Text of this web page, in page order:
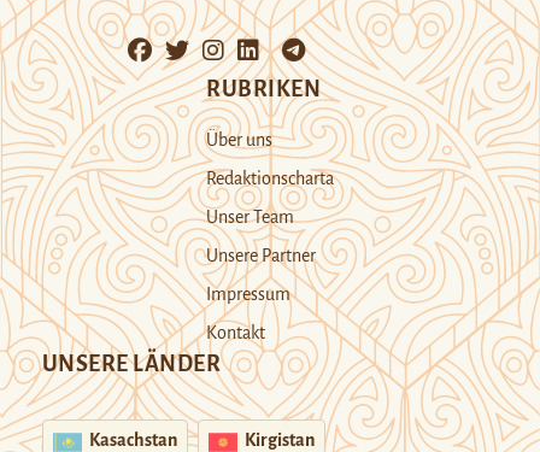
RUBRIKEN
Über uns
Redaktionscharta
Unser Team
Unsere Partner
Impressum
Kontakt
UNSERE LÄNDER
Kasachstan Kirgistan